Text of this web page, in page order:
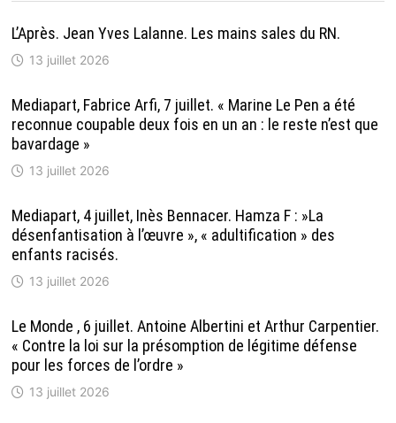
L’Après. Jean Yves Lalanne. Les mains sales du RN.
13 juillet 2026
Mediapart, Fabrice Arfi, 7 juillet. « Marine Le Pen a été
reconnue coupable deux fois en un an : le reste n’est que
bavardage »
13 juillet 2026
Mediapart, 4 juillet, Inès Bennacer. Hamza F : »La
désenfantisation à l’œuvre », « adultification » des
enfants racisés.
13 juillet 2026
Le Monde , 6 juillet. Antoine Albertini et Arthur Carpentier.
« Contre la loi sur la présomption de légitime défense
pour les forces de l’ordre »
13 juillet 2026